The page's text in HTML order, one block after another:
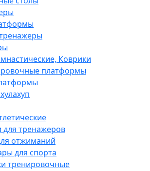
Коврики
платформы
для тренажеров
отжиманий
для спорта
тренировочные